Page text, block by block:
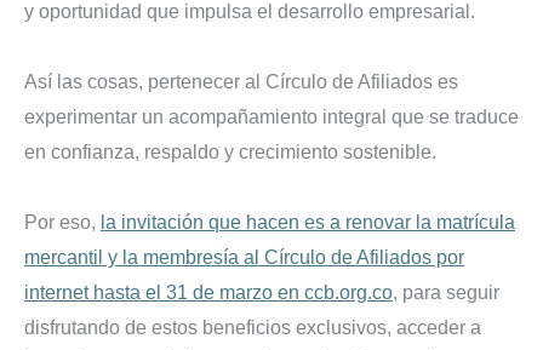
y oportunidad que impulsa el desarrollo empresarial.
Así las cosas, pertenecer al Círculo de Afiliados es
experimentar un acompañamiento integral que se traduce
en confianza, respaldo y crecimiento sostenible.
Por eso, la invitación que hacen es a renovar la matrícula
mercantil y la membresía al Círculo de Afiliados por
internet hasta el 31 de marzo en ccb.org.co, para seguir
disfrutando de estos beneficios exclusivos, acceder a